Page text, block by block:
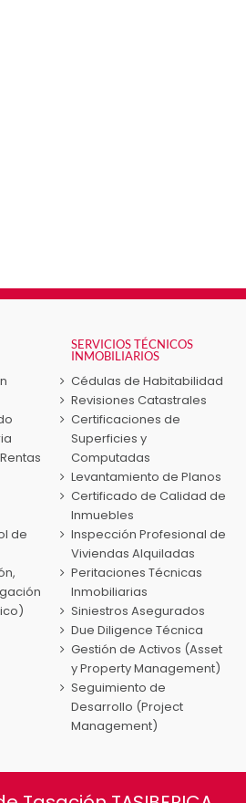
de
SERVICIOS TÉCNICOS
INMOBILIARIOS
Cédulas de Habitabilidad
Revisiones Catastrales
Certificaciones de
Superficies y
Computadas
Levantamiento de Planos
Certificado de Calidad de
Inmuebles
Inspección Profesional de
Viviendas Alquiladas
Peritaciones Técnicas
Inmobiliarias
Siniestros Asegurados
Due Diligence Técnica
Gestión de Activos (Asset
y Property Management)
Seguimiento de
Desarrollo (Project
Management)